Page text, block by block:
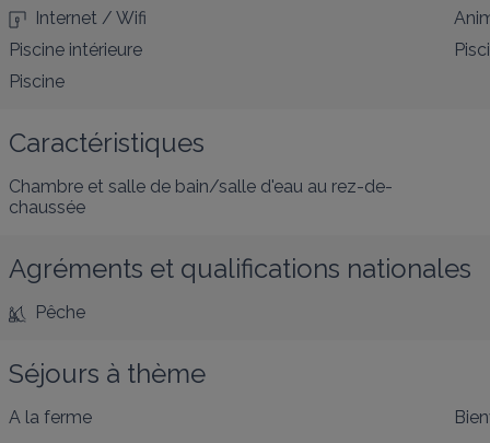
Internet / Wifi
Piscine intérieure
Piscine
Caractéristiques
Chambre et salle de bain/salle d'eau au rez-de-
chaussée
Agréments et qualifications nationales
Pêche
Séjours à thème
A la ferme